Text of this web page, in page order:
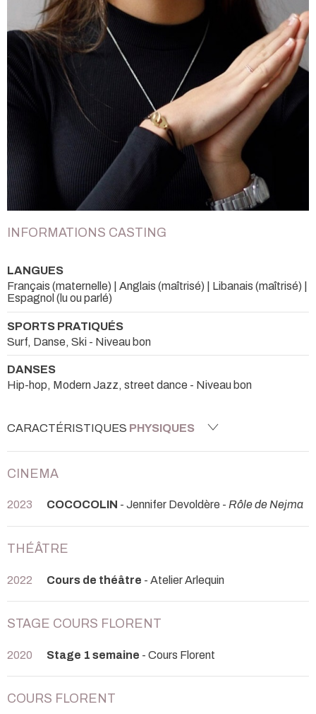
INFORMATIONS CASTING
LANGUES
Français (maternelle) | Anglais (maîtrisé) | Libanais (maîtrisé) |
Espagnol (lu ou parlé)
SPORTS PRATIQUÉS
Surf, Danse, Ski - Niveau bon
DANSES
Hip-hop, Modern Jazz, street dance - Niveau bon
CARACTÉRISTIQUES PHYSIQUES
CINEMA
2023 COCOCOLIN - Jennifer Devoldère - Rôle de Nejma
THÉÂTRE
2022 Cours de théâtre - Atelier Arlequin
STAGE COURS FLORENT
2020 Stage 1 semaine - Cours Florent
COURS FLORENT